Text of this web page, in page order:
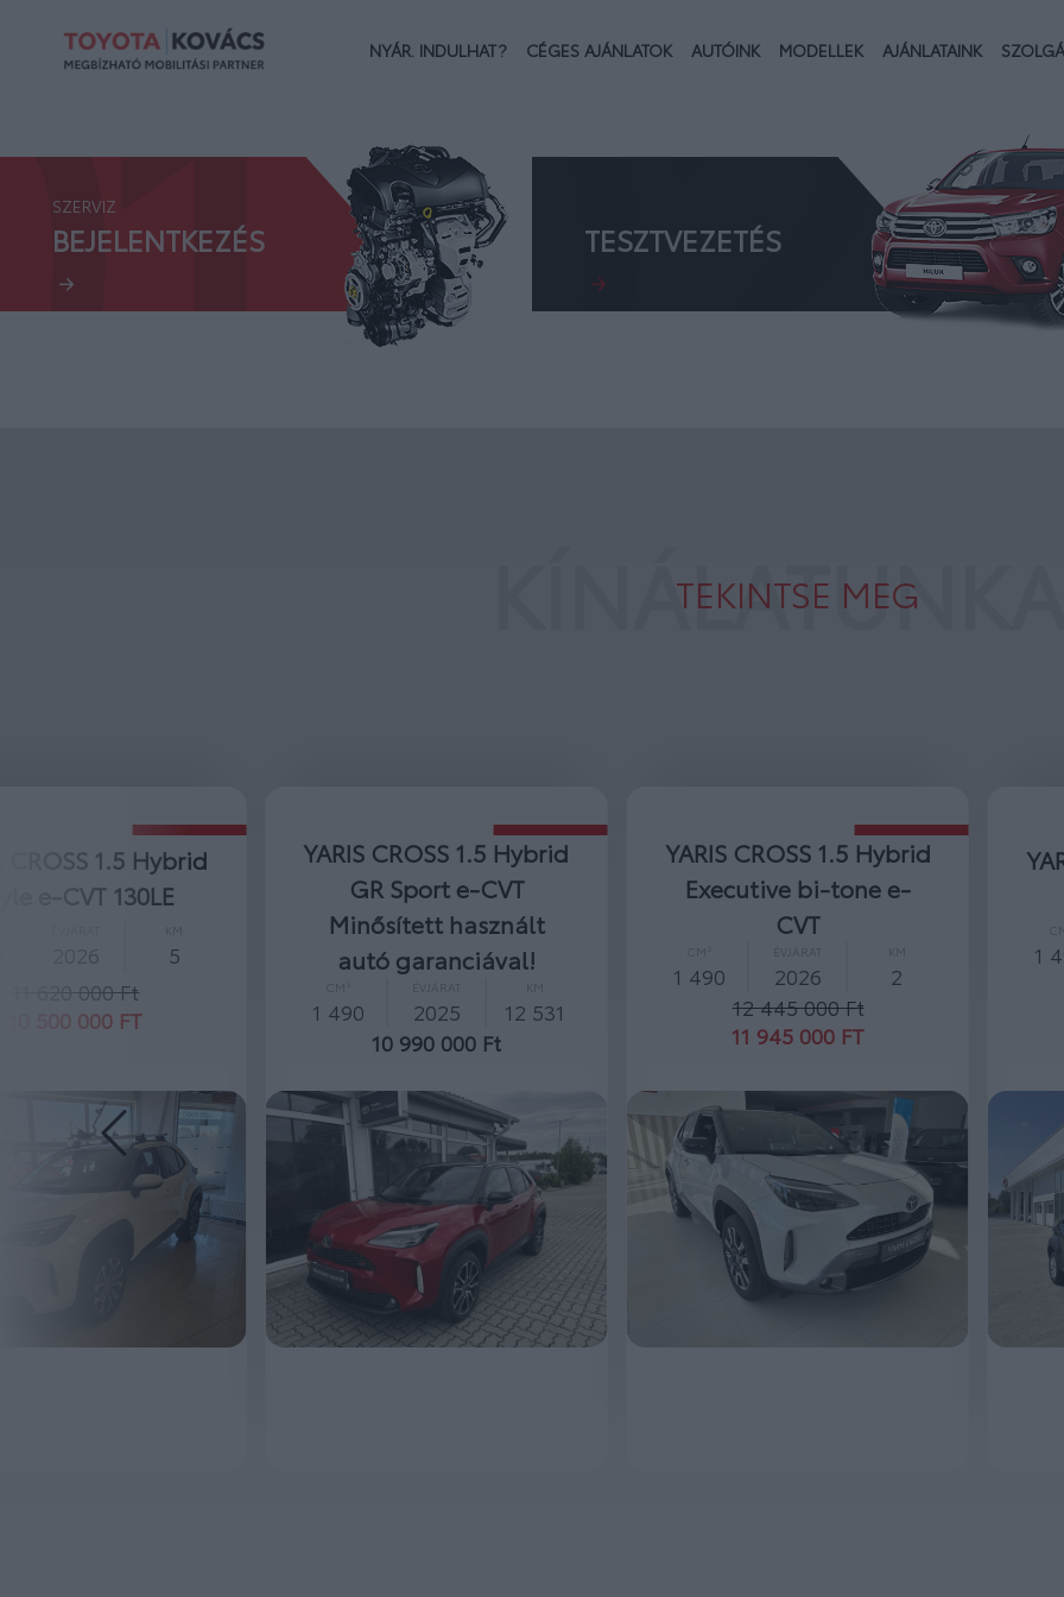
NYÁR. INDULHAT? CÉGES AJÁNLATOK AUTÓINK MODELLEK AJÁNLATAINK
SZERVIZ
BEJELENTKEZÉS 02.
TESZTVEZETÉS
TEKINTSE MEG
CROSS 1.5 Hybrid
e-CVT 130LE
2026
5
11 620 000 Ft
10 500 000 FT
MEGNÉZEM
YARIS CROSS 1.5 Hybrid
GR Sport e-CVT
Minősített használt
autó garanciával!
1 490 2025
12 531
10 990 000 Ft
MEGNÉZEM
YARIS CROSS 1.5 Hybrid
Executive bi-tone e-
CVT
1 490 2026
2
12 445 000 Ft
11 945 000 FT
MEGNÉZEM
1